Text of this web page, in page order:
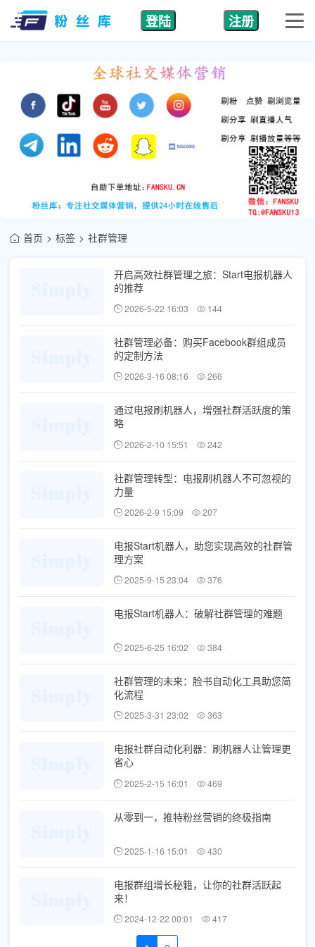
登陆 注册
首页 标签 社群管理
开启高效社群管理之旅：Start电报机器人
的推荐
2026-5-22 16:03 144
社群管理必备：购买Facebook群组成员
的定制方法
2026-3-16 08:16 266
通过电报刷机器人，增强社群活跃度的策
略
2026-2-10 15:51 242
社群管理转型：电报刷机器人不可忽视的
力量
2026-2-9 15:09 207
电报Start机器人，助您实现高效的社群管
理方案
2025-9-15 23:04 376
电报Start机器人：破解社群管理的难题
2025-6-25 16:02 384
社群管理的未来：脸书自动化工具助您简
化流程
2025-3-31 23:02 363
电报社群自动化利器：刷机器人让管理更
省心
2025-2-15 16:01 469
从零到一，推特粉丝营销的终极指南
2025-1-16 15:01 430
电报群组增长秘籍，让你的社群活跃起
来！
2024-12-22 00:01 417